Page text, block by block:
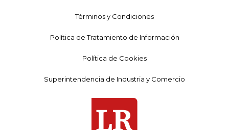
Términos y Condiciones
Política de Tratamiento de Información
Política de Cookies
Superintendencia de Industria y Comercio